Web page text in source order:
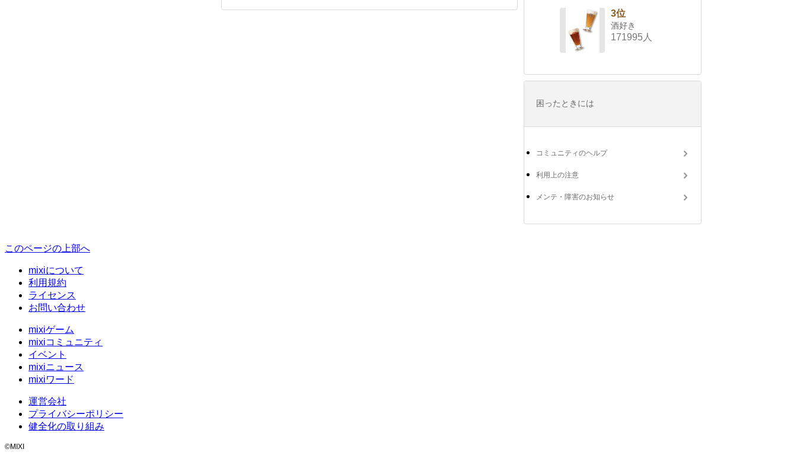
3位
酒好き
171995人
困ったときには
コミュニティのヘルプ
利用上の注意
メンテ・障害のお知らせ
このページの上部へ
mixiについて
利用規約
ライセンス
お問い合わせ
mixiゲーム
mixiコミュニティ
イベント
mixiニュース
mixiワード
運営会社
プライバシーポリシー
健全化の取り組み
©MIXI